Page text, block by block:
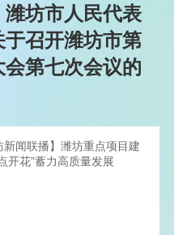
潍坊市人民代表
召开潍坊市第
第七次会议的
新闻联播】潍坊重点项目建
开花”蓄力高质量发展